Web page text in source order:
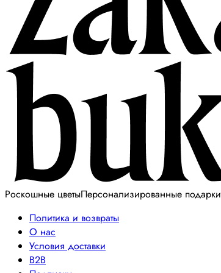
Роскошные цветыПерсонализированные подарки
Политика и возвраты
О нас
Условия доставки
B2B